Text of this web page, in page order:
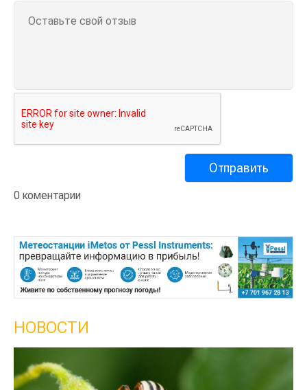
0 коментарии
НОВОСТИ
Кыргызстан обошел Казахстан по темпам роста
сельского хозяйства